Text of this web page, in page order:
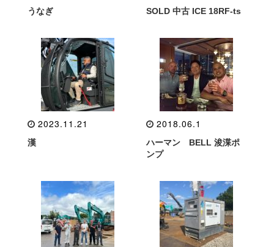
うなぎ SOLD 中古 ICE 18RF-ts
2023.11.21
漢
2018.06.1
ハーマン BELL 浚渫ポ
ンプ